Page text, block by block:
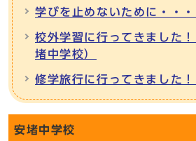
学びを止めないために・・・
校外学習に行ってきました
堵中学校）
修学旅行に行ってきました！
安堵中学校